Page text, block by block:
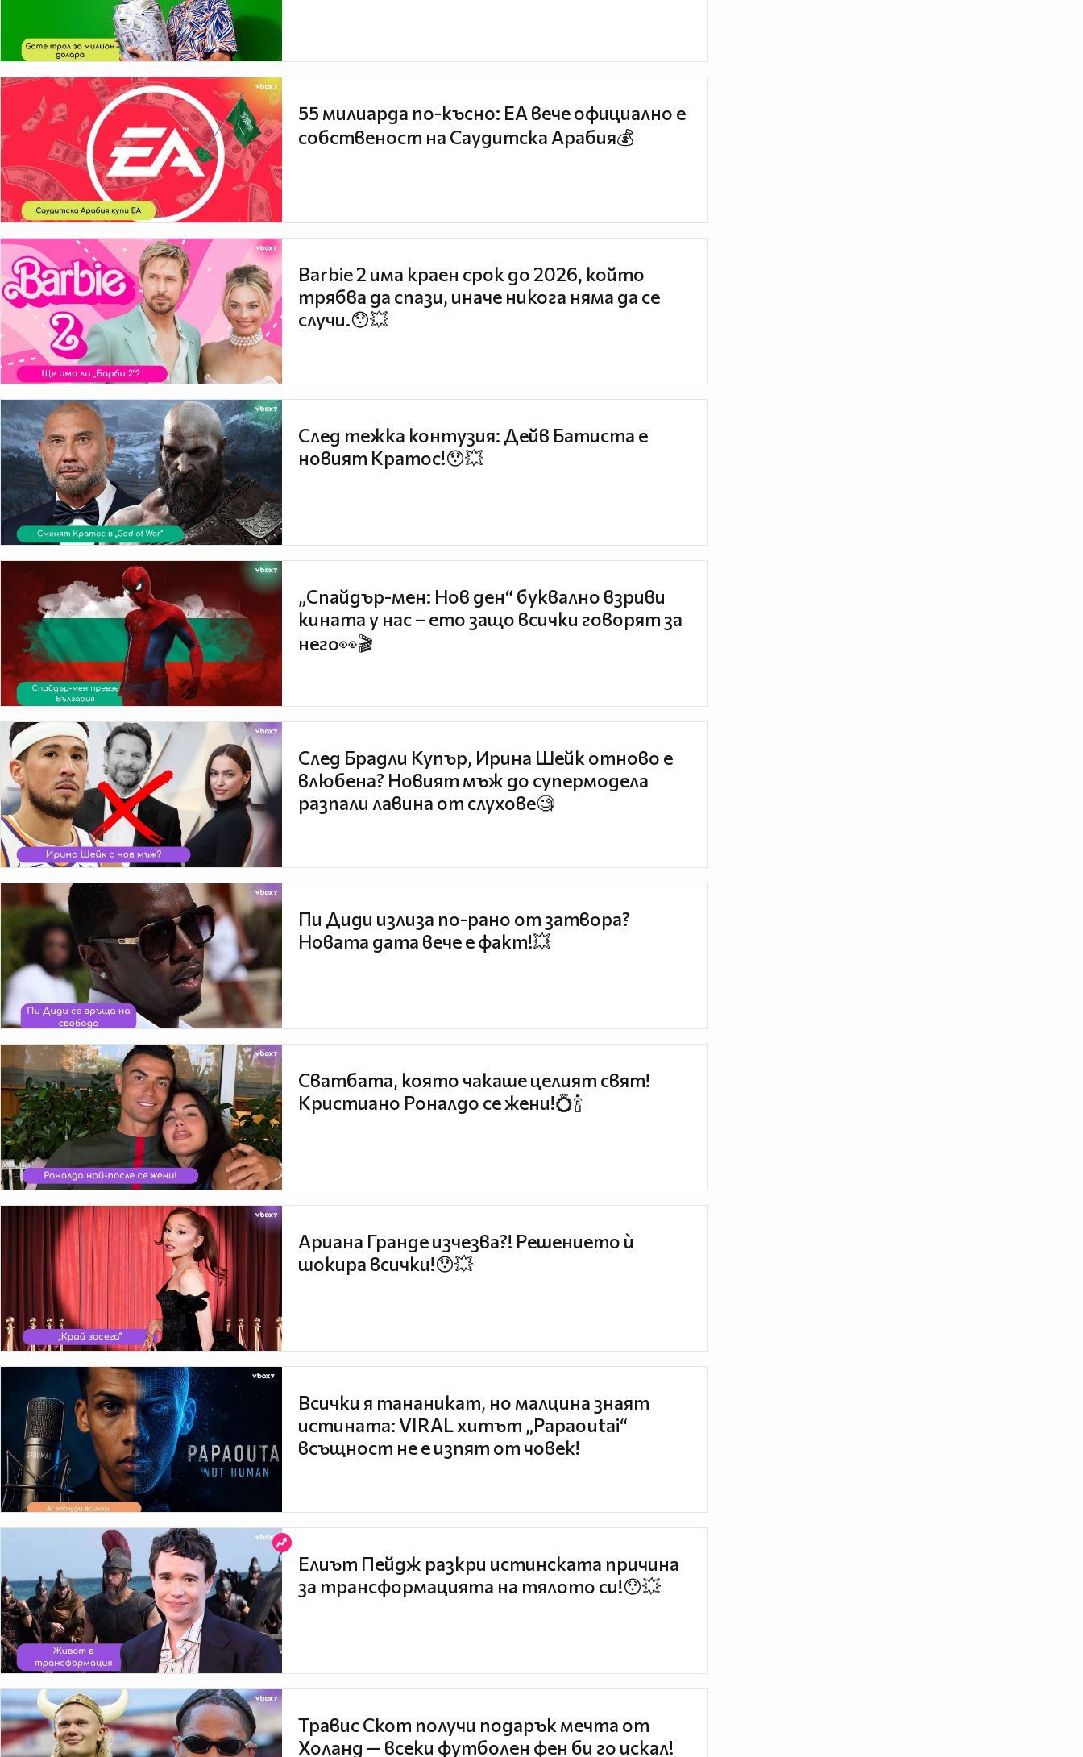
55 милиарда по-късно: EA вече официално е
собственост на Саудитска Арабия💰
Barbie 2 има краен срок до 2026, който
трябва да спази, иначе никога няма да се
случи.😯💥
След тежка контузия: Дейв Батиста е
новият Кратос!😯💥
„Спайдър-мен: Нов ден“ буквално взриви
кината у нас – ето защо всички говорят за
него👀🎬
След Брадли Купър, Ирина Шейк отново е
влюбена? Новият мъж до супермодела
разпали лавина от слухове🧐
Пи Диди излиза по-рано от затвора?
Новата дата вече е факт!💥
Сватбата, която чакаше целият свят!
Кристиано Роналдо се жени!💍🍾
Ариана Гранде изчезва?! Решението ѝ
шокира всички!😯💥
Всички я тананикат, но малцина знаят
истината: VIRAL хитът „Papaoutai“
всъщност не е изпят от човек!
Елиът Пейдж разкри истинската причина
за трансформацията на тялото си!😯💥
Травис Скот получи подарък мечта от
Холанд — всеки футболен фен би го искал!